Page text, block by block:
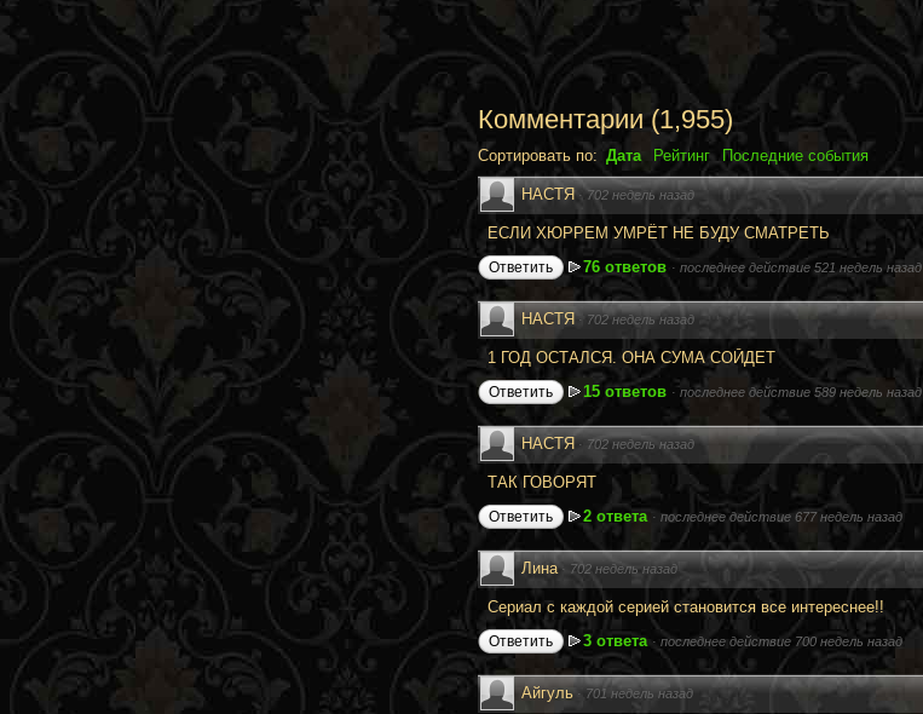
Комментарии(1,955)
Сортировать по: Дата Рейтинг Последние события
НАСТЯ ·702 недель назад
ЕСЛИ ХЮРРЕМ УМРЁТ НЕ БУДУ СМАТРЕТЬ
Ответить 76 ответов · последнее действие 521 недель назад
НАСТЯ · 702 недель назад
1 ГОД ОСТАЛСЯ. ОНА СУМА СОЙДЕТ
Ответить 15 ответов ·последнее действие 589 недель назад
НАСТЯ · 702 недель назад
ТАК ГОВОРЯТ
Ответить 2 ответа · последнее действие 677 недель назад
Лина · 702 недель назад
Сериал с каждой серией становится все интереснее!!
Ответить 3 ответа · последнее действие 700 недель назад
Айгуль · 701 недель назад